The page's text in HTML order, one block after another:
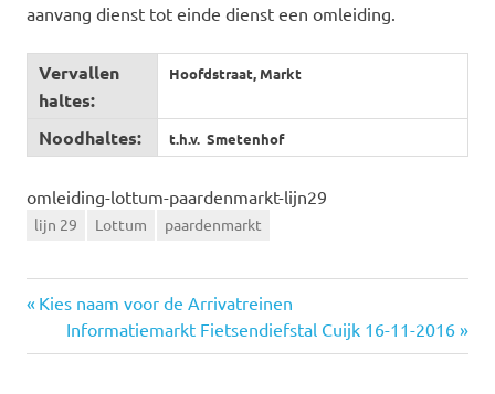
aanvang dienst tot einde dienst een omleiding.
Vervallen
haltes:
Hoofdstraat, Markt
Noodhaltes: t.h.v. Smetenhof
omleiding-lottum-paardenmarkt-lijn29
lijn 29 Lottum paardenmarkt
Bericht
Vorige
bericht:
Kies naam voor de Arrivatreinen
Volgende
bericht:
Informatiemarkt Fietsendiefstal Cuijk 16-11-2016